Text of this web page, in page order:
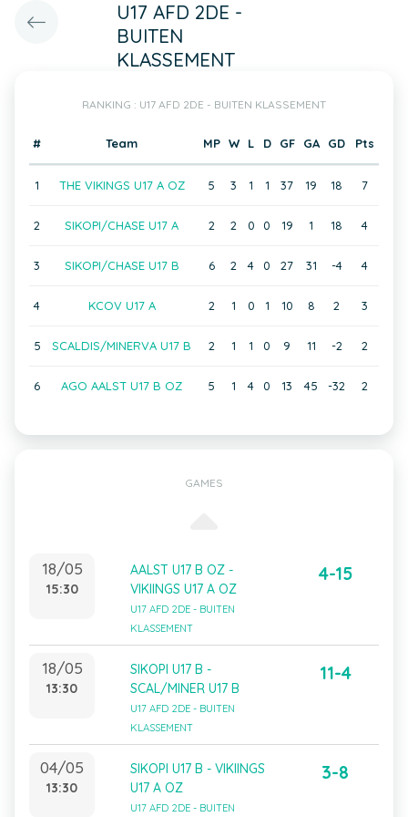
U17 AFD 2DE -
BUITEN
KLASSEMENT
RANKING : U17 AFD 2DE - BUITEN KLASSEMENT
# Team MP W L D GF GA GD Pts
1 THE VIKINGS U17 A OZ 5 3 1 1 37 19 18 7
2 SIKOPI/CHASE U17 A 2 2 0 0 19 1 18 4
3 SIKOPI/CHASE U17 B 6 2 4 0 27 31 -4 4
4 KCOV U17 A 2 1 0 1 10 8 2 3
5 SCALDIS/MINERVA U17 B 2 1 1 0 9 11 -2 2
6 AGO AALST U17 B OZ 5 1 4 0 13 45 -32 2
GAMES
18/05
15:30
AALST U17 B OZ -
VIKIINGS U17 A OZ
U17 AFD 2DE - BUITEN
KLASSEMENT
4-15
18/05
13:30
SIKOPI U17 B -
SCAL/MINER U17 B
U17 AFD 2DE - BUITEN
KLASSEMENT
11-4
04/05
13:30
SIKOPI U17 B - VIKIINGS
U17 A OZ
U17 AFD 2DE - BUITEN
3-8